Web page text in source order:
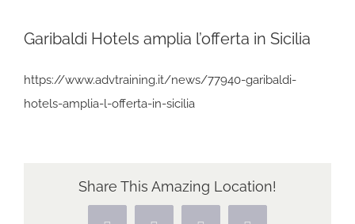
Garibaldi Hotels amplia l’offerta in Sicilia
https://www.advtraining.it/news/77940-garibaldi-
hotels-amplia-l-offerta-in-sicilia
Share This Amazing Location!